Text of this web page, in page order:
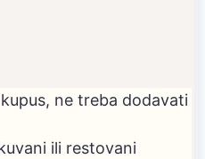
ne treba dodavati
ili restovani